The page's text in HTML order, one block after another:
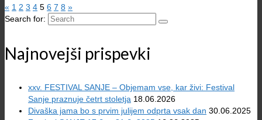
« 1 2 3 4 5 6 7 8 »
Search for:
Najnovejši prispevki
xxv. FESTIVAL SANJE – Objemam vse, kar živi: Festival
Sanje praznuje četrt stoletja 18.06.2026
Divaška jama bo s prvim julijem odprta vsak dan 30.06.2025